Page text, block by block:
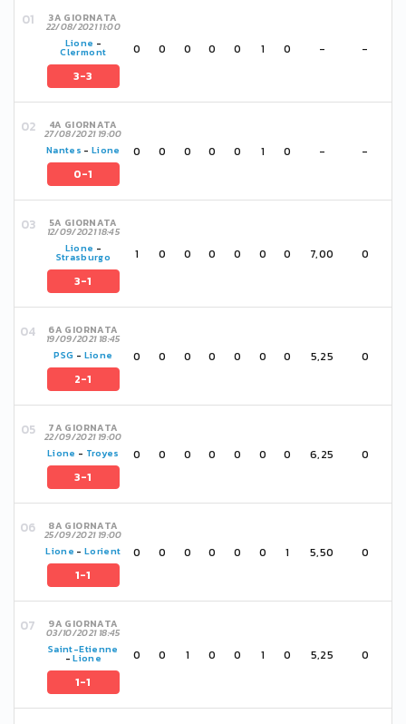
3A GIORNATA
22/08/2021 11:00
Lione -
Clermont
3-3
0 0 0 0 0 1 0 - -
4A GIORNATA
27/08/2021 19:00
Nantes -Lione
0-1
0 0 0 0 0 1 0 - -
5A GIORNATA
12/09/2021 18:45
Lione -
Strasburgo
3-1
1 0 0 0 0 0 0 7,00 0
6A GIORNATA
19/09/2021 18:45
PSG - Lione
2-1
0 0 0 0 0 0 0 5,25 0
7A GIORNATA
22/09/2021 19:00
Lione - Troyes
3-1
0 0 0 0 0 0 0 6,25 0
8A GIORNATA
25/09/2021 19:00
Lione -Lorient
1-1
0 0 0 0 0 0 1 5,50 0
9A GIORNATA
03/10/2021 18:45
Saint-Etienne
-Lione
1-1
0 0 1 0 0 1 0 5,25 0